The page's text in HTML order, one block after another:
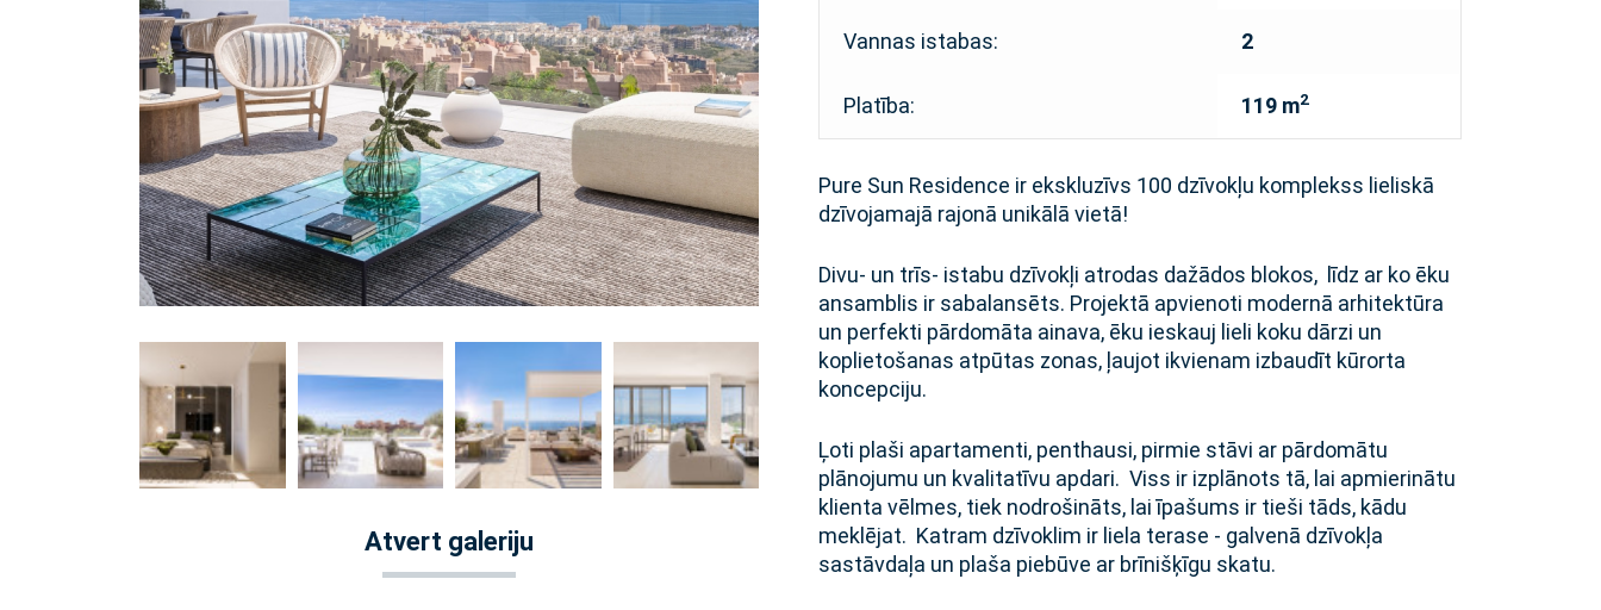
Atvert galeriju
Vannas istabas: 2
Platība: 119 m2
Pure Sun Residence ir ekskluzīvs 100 dzīvokļu komplekss lieliskā
dzīvojamajā rajonā unikālā vietā!
Divu- un trīs- istabu dzīvokļi atrodas dažādos blokos, līdz ar ko ēku
ansamblis ir sabalansēts. Projektā apvienoti modernā arhitektūra
un perfekti pārdomāta ainava, ēku ieskauj lieli koku dārzi un
koplietošanas atpūtas zonas, ļaujot ikvienam izbaudīt kūrorta
koncepciju.
Ļoti plaši apartamenti, penthausi, pirmie stāvi ar pārdomātu
plānojumu un kvalitatīvu apdari. Viss ir izplānots tā, lai apmierinātu
klienta vēlmes, tiek nodrošināts, lai īpašums ir tieši tāds, kādu
meklējat. Katram dzīvoklim ir liela terase - galvenā dzīvokļa
sastāvdaļa un plaša piebūve ar brīnišķīgu skatu.